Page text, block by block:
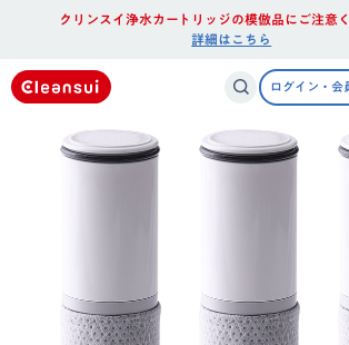
クリンスイ浄水カートリッジの模倣品にご注意
詳細はこちら
ログイン・会